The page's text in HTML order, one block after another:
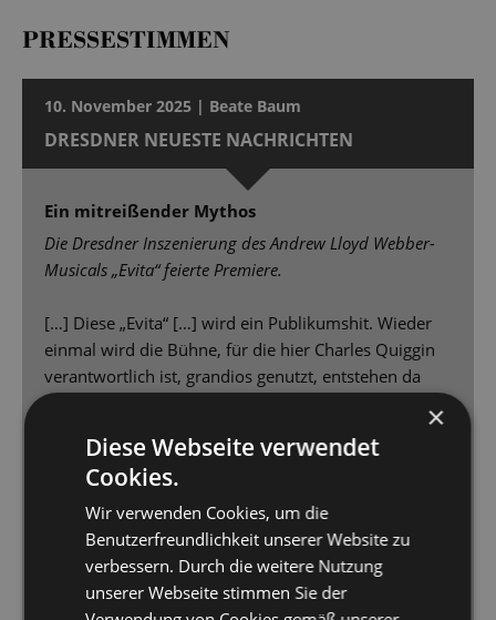
PRESSESTIMMEN
10. November 2025 | Beate Baum
DRESDNER NEUESTE NACHRICHTEN
Ein mitreißender Mythos
Die Dresdner Inszenierung des Andrew Lloyd Webber-
Musicals „Evita“ feierte Premiere.
[…] Diese „Evita“ […] wird ein Publikumshit. Wieder
einmal wird die Bühne, für die hier Charles Quiggin
verantwortlich ist, grandios genutzt, entstehen da
Bilder über Bilder, an denen man sich nicht sattsehen
Kostüme, bei denen Aleš Valášek sich ausleben
durfte. Das geht natürlich Hand in Hand mit der
Choreografie, die Regisseur Eichenberger selbst
übernommen hat, die die vielen Darsteller immer
wieder neu arrangiert, Konstellationen sichtbar
macht und ändert, die Handlung mit Tanzszenen
vorantreibt […] Unterstützt von dem sagenhaft guten
×
Diese Webseite verwendet
Cookies.
Wir verwenden Cookies, um die
Benutzerfreundlichkeit unserer Website zu
verbessern. Durch die weitere Nutzung
unserer Webseite stimmen Sie der